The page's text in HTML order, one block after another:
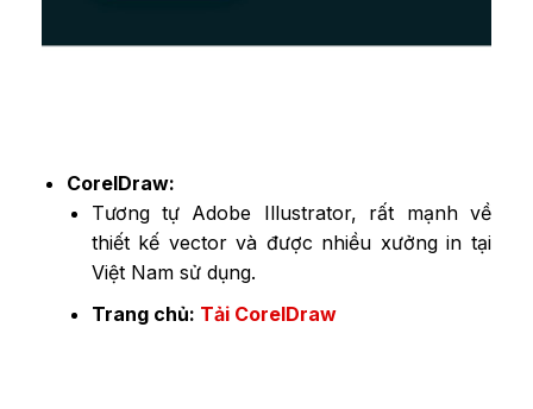
CorelDraw:
Tương tự Adobe Illustrator, rất mạnh về
thiết kế vector và được nhiều xưởng in tại
Việt Nam sử dụng.
Trang chủ: Tải CorelDraw